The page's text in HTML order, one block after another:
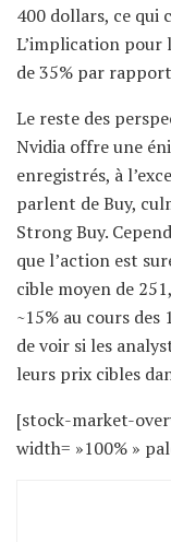
400 dollars, ce qui
L’implication pour
de 35% par
Le reste des
Nvidia offre une
enregistrés, à
parlent de Buy,
Strong Buy.
que l’action est
cible moyen de
~15% au cours
de voir si les
leurs prix cibles
[stock-market-
width= »100% »